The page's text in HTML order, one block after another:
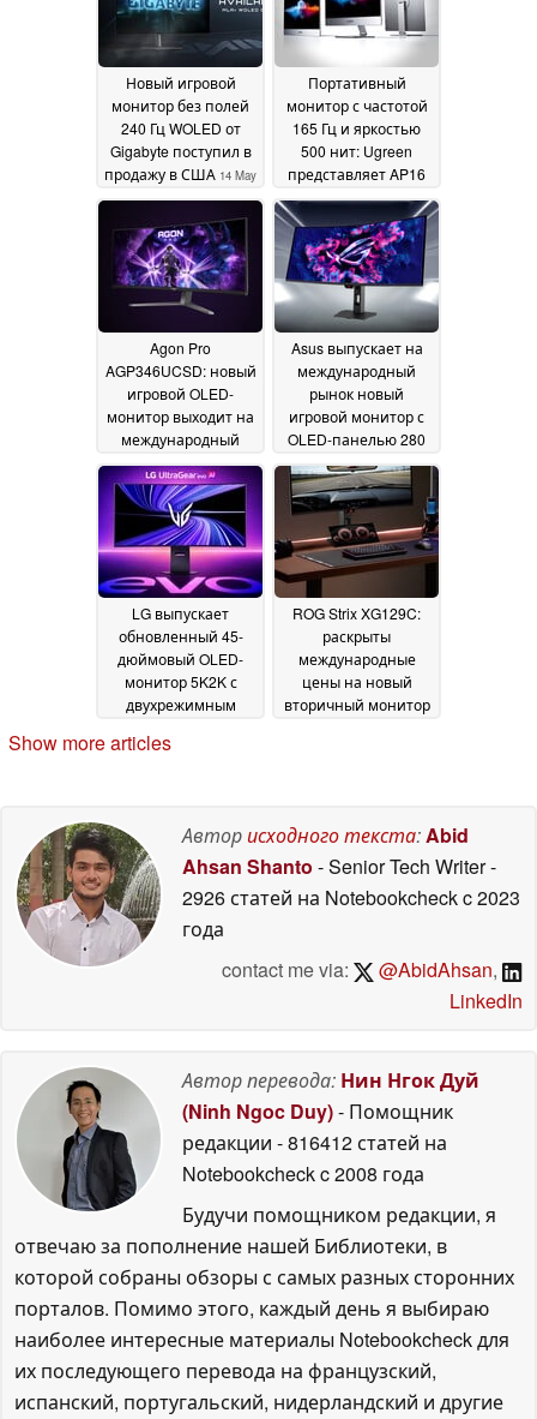
Новый игровой
монитор без полей
240 Гц WOLED от
Gigabyte поступил в
продажу в США 14 May
2026
Портативный
монитор с частотой
165 Гц и яркостью
500 нит: Ugreen
представляет AP16
14 May 2026
Agon Pro
AGP346UCSD: новый
игровой OLED-
монитор выходит на
международный
рынок раньше, чем
ожидалось14 May 2026
Asus выпускает на
международный
рынок новый
игровой монитор с
OLED-панелью 280
Гц и 1,300 нит13 May
2026
LG выпускает
обновленный 45-
дюймовый OLED-
монитор 5K2K с
двухрежимным
May 2026
ROG Strix XG129C:
раскрыты
международные
цены на новый
вторичный монитор
Show more articles
Авторисходного текста:Abid
Ahsan Shanto - Senior Tech Writer-
2926 статей на Notebookcheckc 2023
года
contact me via:
@AbidAhsan,
LinkedIn
Автор перевода: Нин Нгок Дуй
(Ninh Ngoc Duy)- Помощник
редакции - 816412 статей на
Notebookcheckc 2008 года
Будучи помощником редакции, я
отвечаю за пополнение нашей Библиотеки, в
которой собраны обзоры с самых разных сторонних
порталов. Помимо этого, каждый день я выбираю
наиболее интересные материалы Notebookcheck для
их последующего перевода на французский,
испанский, португальский, нидерландский и другие